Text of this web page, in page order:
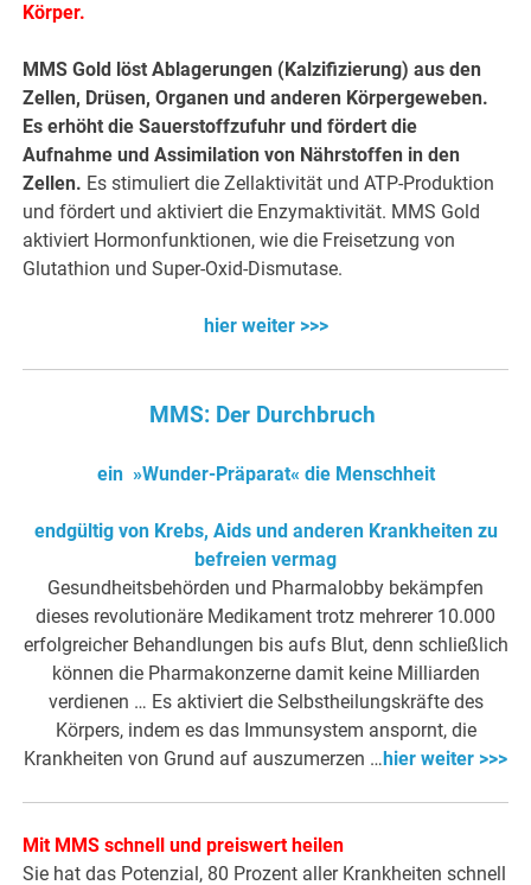
Körper.
MMS Gold löst Ablagerungen (Kalzifizierung) aus den
Zellen, Drüsen, Organen und anderen Körpergeweben.
Es erhöht die Sauerstoffzufuhr und fördert die
Aufnahme und Assimilation von Nährstoffen in den
Zellen. Es stimuliert die Zellaktivität und ATP-Produktion
und fördert und aktiviert die Enzymaktivität. MMS Gold
aktiviert Hormonfunktionen, wie die Freisetzung von
Glutathion und Super-Oxid-Dismutase.
hier weiter >>>
MMS: Der Durchbruch
ein »Wunder-Präparat« die Menschheit
endgültig von Krebs, Aids und anderen Krankheiten zu
befreien vermag
Gesundheitsbehörden und Pharmalobby bekämpfen
dieses revolutionäre Medikament trotz mehrerer 10.000
erfolgreicher Behandlungen bis aufs Blut, denn schließlich
können die Pharmakonzerne damit keine Milliarden
verdienen … Es aktiviert die Selbstheilungskräfte des
Körpers, indem es das Immunsystem anspornt, die
Krankheiten von Grund auf auszumerzen … hier weiter >>>
Mit MMS schnell und preiswert heilen
Sie hat das Potenzial, 80 Prozent aller Krankheiten schnell